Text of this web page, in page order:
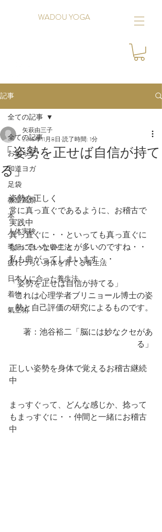
WADOU YOGA
記事
全ての記事
お知らせ
和道ヨガ
足袋
教室風景
本
人体実験
季節に合った養生法
疲れづらい身体を育てる養生法
日本人に合った養生法
着物
氣空術
全ての記事
「姿勢を正せば自信が持て
る」
矢萩由三子
2018年11月8日 読了時間: 1分
姿勢を正しく
常に真っ直ぐであるように、お稽古で
実践中
真っ直ぐに・・といっても真っ直ぐに
なっていないことが多いのですね・・
私も曲がってしまいます・・
「姿勢を正せば自信が持てる」
これは心理学者ブリニョール博士の姿
勢と自己評価の研究によるものです。
著：池谷裕二「脳には妙なクセがあ
る」
正しい姿勢を身体で覚えるお稽古継続
中
まっすぐって、どんな感じか、捻って
もまっすぐに・・仲間と一緒にお稽古
中